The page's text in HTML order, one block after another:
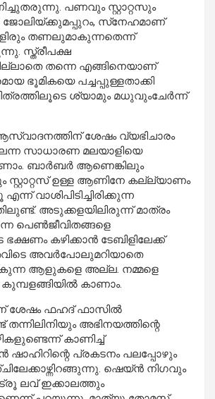
പണവും സ്റ്റാറ്റസും
സ്‌നേഹമാണ്
തണലുമാകുന്നതെന്ന്
സ്ത്രീപക്ഷ
തന്നെ എങ്ങിനെയാണ്
ഭൂമികയെ പച്ചപ്പുള്ളതാക്കി
ശ്യാമും മധുവുംചേര്‍ന്ന്
ശേഷം വ്യഭിചാരം
സാധാരണ മലയാളിയെ
ബാര്‍ബര്‍ ആണെങ്കിലും
സ്റ്റാറ്റസ് ഉള്ള ആണിനേ കല്ല്യാണം
വാശിപിടിച്ചിരിക്കുന്ന
അടുക്കളയിലിരുന്ന് മാത്രം
പെണ്‍ജീവിതങ്ങളെ
കഴിക്കാന്‍ ടേബിളിലേക്ക്
അവിടെ അവര്‍പോലുമറിയാതെ
ആളുകളെ അല്ല. നമ്മളെ
കാണാം.
ശേഷം ഫഹദ് ഫാസില്‍
അഭിനയത്തിന്റെ
കാണിച്ച്
പ്രകടനം പലപ്പോഴും
ഷെയ്ന്‍ നിഗവും
ലവ് ഇക്കാലത്തും